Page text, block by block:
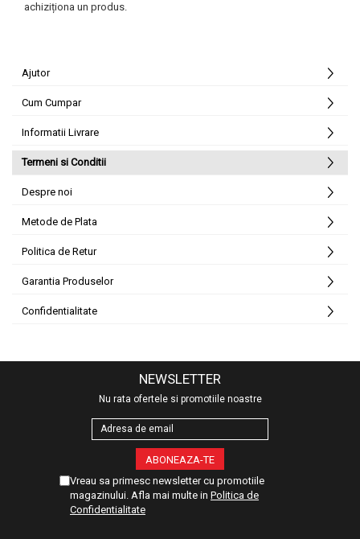
achiziționa un produs.
Ajutor
Cum Cumpar
Informatii Livrare
Termeni si Conditii
Despre noi
Metode de Plata
Politica de Retur
Garantia Produselor
Confidentialitate
NEWSLETTER
Nu rata ofertele si promotiile noastre
Vreau sa primesc newsletter cu promotiile
magazinului. Afla mai multe in Politica de
Confidentialitate